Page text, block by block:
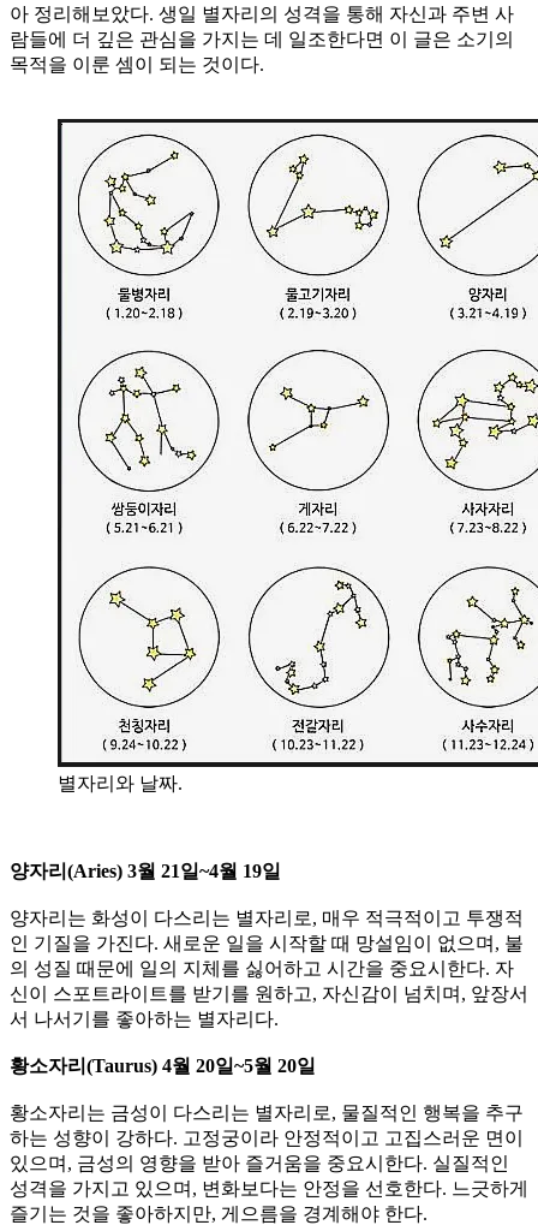
아 정리해보았다. 생일 별자리의 성격을 통해 자신과 주변 사
람들에 더 깊은 관심을 가지는 데 일조한다면 이 글은 소기의
목적을 이룬 셈이 되는 것이다.
별자리와 날짜.
양자리(Aries) 3월 21일~4월 19일
양자리는 화성이 다스리는 별자리로, 매우 적극적이고 투쟁적
인 기질을 가진다. ​새로운 일을 시작할 때 망설임이 없으며, 불
의 성질 때문에 일의 지체를 싫어하고 시간을 중요시한다. 자
신이 스포트라이트를 받기를 원하고, 자신감이 넘치며, 앞장서
서 나서기를 좋아하는 별자리다.
​황소자리(Taurus) 4월 20일~5월 20일
황소자리는 금성이 다스리는 별자리로, 물질적인 행복을 추구
하는 성향이 강하다. 고정궁이라 안정적이고 고집스러운 면이
있으며, 금성의 영향을 받아 즐거움을 중요시한다. ​실질적인
성격을 가지고 있으며, 변화보다는 안정을 선호한다. 느긋하게
즐기는 것을 좋아하지만, 게으름을 경계해야 한다.